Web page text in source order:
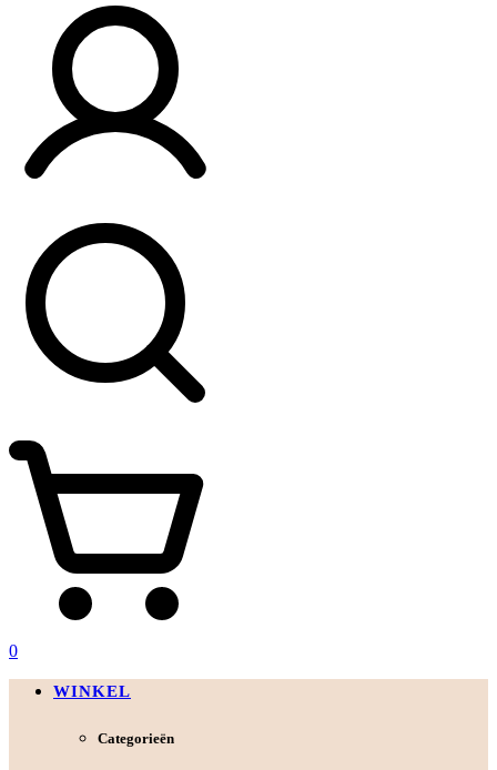
0
WINKEL
Categorieën